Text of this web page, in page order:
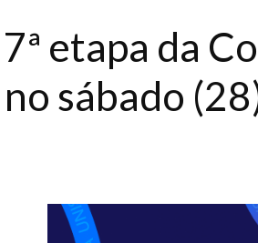
etapa da
sábado